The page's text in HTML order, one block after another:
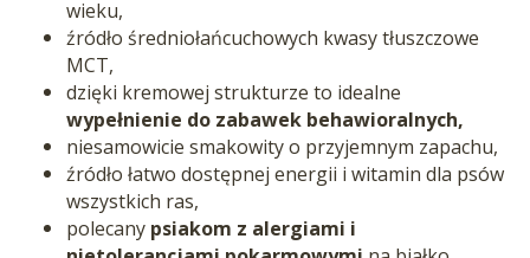
wieku,
źródło średniołańcuchowych kwasy tłuszczowe
MCT,
dzięki kremowej strukturze to idealne
wypełnienie do zabawek behawioralnych,
niesamowicie smakowity o przyjemnym zapachu,
źródło łatwo dostępnej energii i witamin dla psów
wszystkich ras,
polecany psiakom z alergiami i